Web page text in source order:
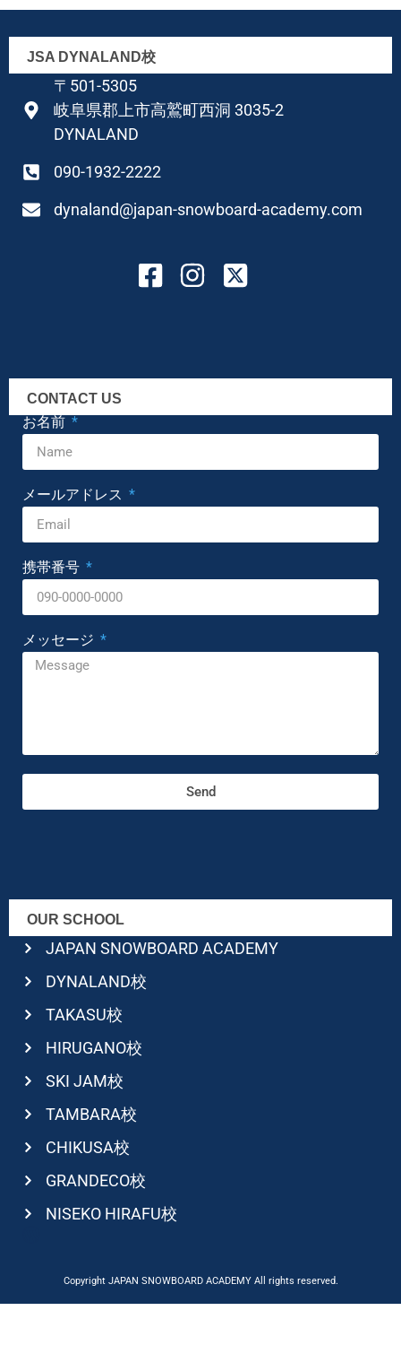
JSA DYNALAND校
〒501-5305
岐阜県郡上市高鷲町西洞 3035-2
DYNALAND
090-1932-2222
dynaland@japan-snowboard-academy.com
CONTACT US
お名前
メールアドレス
携帯番号
メッセージ
Send
OUR SCHOOL
JAPAN SNOWBOARD ACADEMY
DYNALAND校
TAKASU校
HIRUGANO校
SKI JAM校
TAMBARA校
CHIKUSA校
GRANDECO校
NISEKO HIRAFU校
Copyright JAPAN SNOWBOARD ACADEMY All rights reserved.